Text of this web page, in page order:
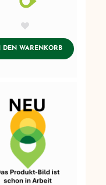
DEN WARENKORBADDTOCART